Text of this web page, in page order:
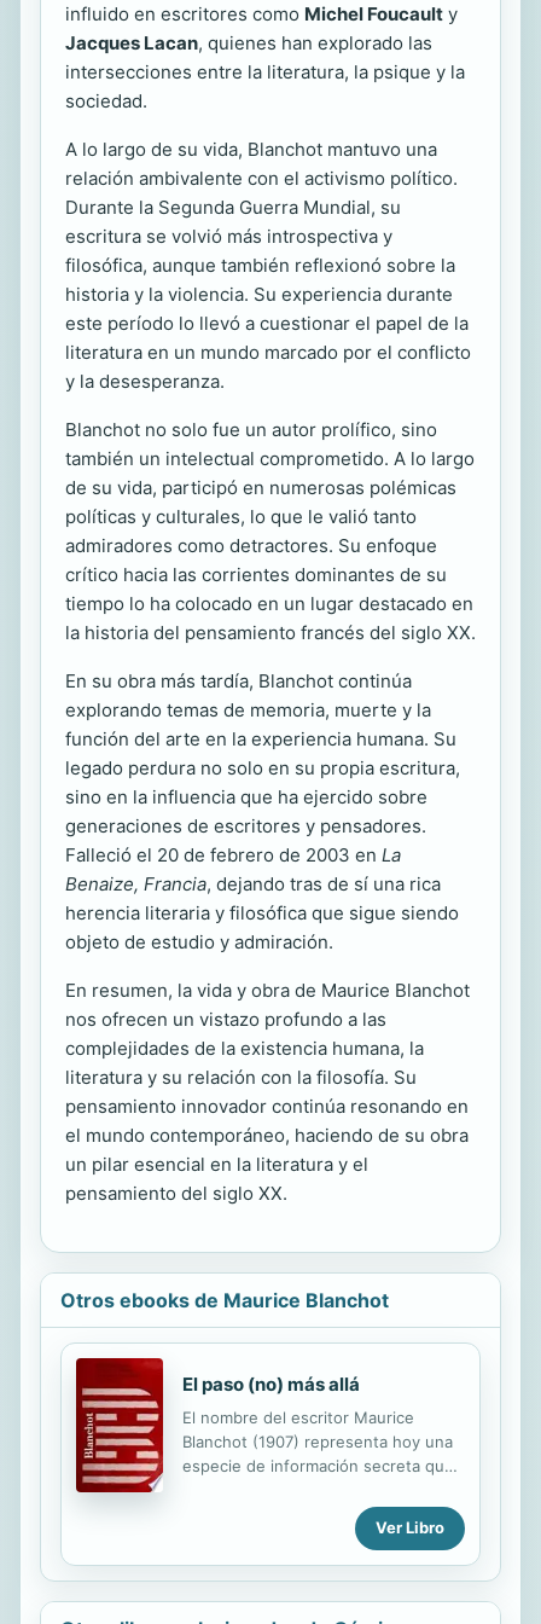
influido en escritores como Michel Foucault y
Jacques Lacan, quienes han explorado las
intersecciones entre la literatura, la psique y la
sociedad.
A lo largo de su vida, Blanchot mantuvo una
relación ambivalente con el activismo político.
Durante la Segunda Guerra Mundial, su
escritura se volvió más introspectiva y
filosófica, aunque también reflexionó sobre la
historia y la violencia. Su experiencia durante
este período lo llevó a cuestionar el papel de la
literatura en un mundo marcado por el conflicto
y la desesperanza.
Blanchot no solo fue un autor prolífico, sino
también un intelectual comprometido. A lo largo
de su vida, participó en numerosas polémicas
políticas y culturales, lo que le valió tanto
admiradores como detractores. Su enfoque
crítico hacia las corrientes dominantes de su
tiempo lo ha colocado en un lugar destacado en
la historia del pensamiento francés del siglo XX.
En su obra más tardía, Blanchot continúa
explorando temas de memoria, muerte y la
función del arte en la experiencia humana. Su
legado perdura no solo en su propia escritura,
sino en la influencia que ha ejercido sobre
generaciones de escritores y pensadores.
Falleció el 20 de febrero de 2003 en La
Benaize, Francia, dejando tras de sí una rica
herencia literaria y filosófica que sigue siendo
objeto de estudio y admiración.
En resumen, la vida y obra de Maurice Blanchot
nos ofrecen un vistazo profundo a las
complejidades de la existencia humana, la
literatura y su relación con la filosofía. Su
pensamiento innovador continúa resonando en
el mundo contemporáneo, haciendo de su obra
un pilar esencial en la literatura y el
pensamiento del siglo XX.
Otros ebooks de Maurice Blanchot
El paso (no) más allá
El nombre del escritor Maurice
Blanchot (1907) representa hoy una
especie de información secreta que
comenzado a escribir en los años del
existencialismo y la fenomenología,
antes de la segunda guerra mundial,
ha mantenido una posición
Ver Libro